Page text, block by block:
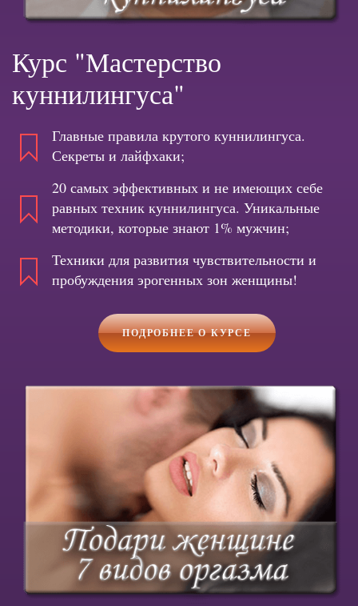
Курс "Мастерство
куннилингуса"
Главные правила крутого куннилингуса.
Секреты и лайфхаки;
20 самых эффективных и не имеющих себе
равных техник куннилингуса. Уникальные
методики, которые знают 1% мужчин;
Техники для развития чувствительности и
пробуждения эрогенных зон женщины!
ПОДРОБНЕЕ О КУРСЕ